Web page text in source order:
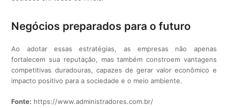
Negócios preparados para o futuro
Ao adotar essas estratégias, as empresas não apenas
fortalecem sua reputação, mas também constroem vantagens
competitivas duradouras, capazes de gerar valor econômico e
impacto positivo para a sociedade e o meio ambiente.
Fonte: https://www.administradores.com.br/